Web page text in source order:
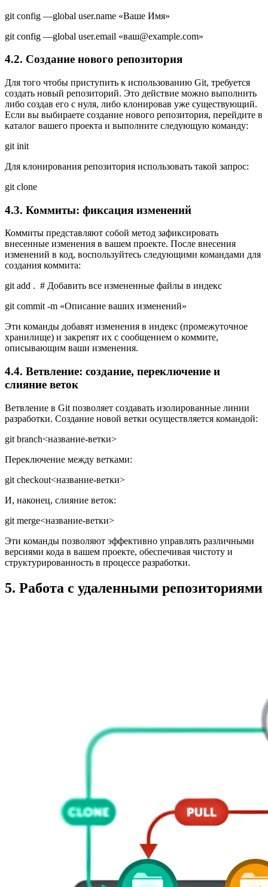
git config —global user.name «Ваше Имя»
git config —global user.email «ваш@example.com»
4.2. Создание нового репозитория
Для того чтобы приступить к использованию Git, требуется
создать новый репозиторий. Это действие можно выполнить
либо создав его с нуля, либо клонировав уже существующий.
Если вы выбираете создание нового репозитория, перейдите в
каталог вашего проекта и выполните следующую команду:
git init
Для клонирования репозитория использовать такой запрос:
git clone
4.3. Коммиты: фиксация изменений
Коммиты представляют собой метод зафиксировать
внесенные изменения в вашем проекте. После внесения
изменений в код, воспользуйтесь следующими командами для
создания коммита:
git add . # Добавить все измененные файлы в индекс
git commit -m «Описание ваших изменений»
Эти команды добавят изменения в индекс (промежуточное
хранилище) и закрепят их с сообщением о коммите,
описывающим ваши изменения.
4.4. Ветвление: создание, переключение и
слияние веток
Ветвление в Git позволяет создавать изолированные линии
разработки. Создание новой ветки осуществляется командой:
git branch<название-ветки>
Переключение между ветками:
git checkout<название-ветки>
И, наконец, слияние веток:
git merge<название-ветки>
Эти команды позволяют эффективно управлять различными
версиями кода в вашем проекте, обеспечивая чистоту и
структурированность в процессе разработки.
5. Работа с удаленными репозиториями